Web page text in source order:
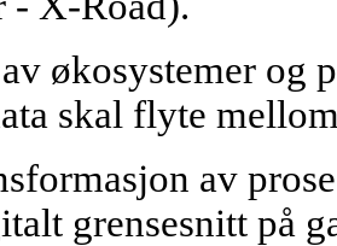
økosystemer og
skal flyte
av
grensesnitt på